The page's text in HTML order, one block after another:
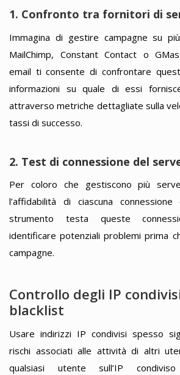
1. Confronto tra fornitori di
Immagina di gestire campagne su
MailChimp, Constant Contact o
email ti consente di confrontare
informazioni su quale di essi
attraverso metriche dettagliate sulla
tassi di successo.
2. Test di connessione del
Per coloro che gestiscono più
l’affidabilità di ciascuna
strumento testa queste
identificare potenziali problemi prima
campagne.
Controllo degli IP
blacklist
Usare indirizzi IP condivisi spesso
rischi associati alle attività di altri
qualsiasi utente sull’IP